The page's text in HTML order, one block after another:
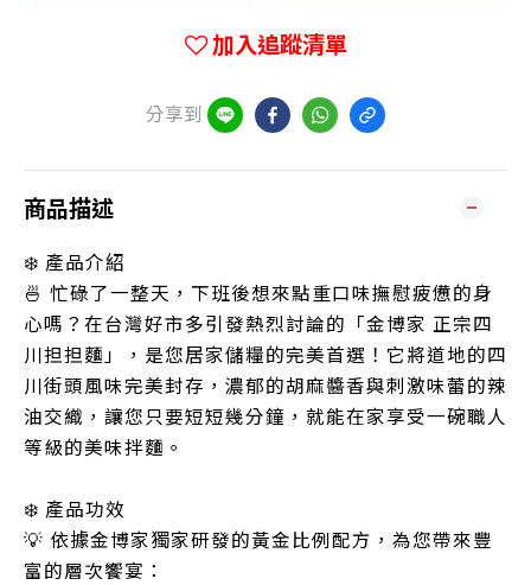
加入追蹤清單
分享到
商品描述
❄️ 產品介紹
🍜 忙碌了一整天，下班後想來點重口味撫慰疲憊的身
心嗎？在台灣好市多引發熱烈討論的「金博家 正宗四
川担担麵」，是您居家儲糧的完美首選！它將道地的四
川街頭風味完美封存，濃郁的胡麻醬香與刺激味蕾的辣
油交織，讓您只要短短幾分鐘，就能在家享受一碗職人
等級的美味拌麵。
❄️ 產品功效
💡 依據金博家獨家研發的黃金比例配方，為您帶來豐
富的層次饗宴：